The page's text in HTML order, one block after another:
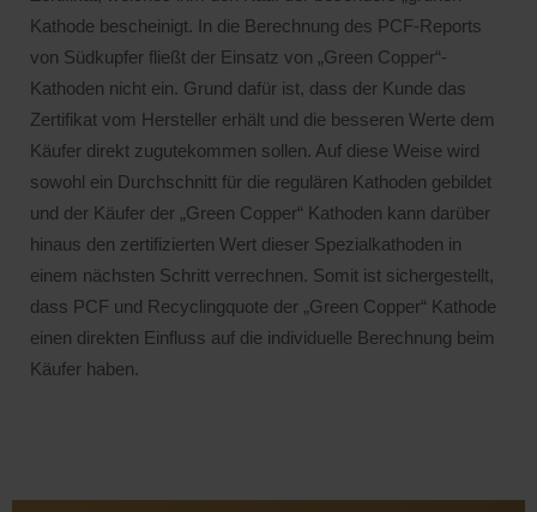
Kathode bescheinigt. In die Berechnung des PCF-Reports
von Südkupfer fließt der Einsatz von „Green Copper“-
Kathoden nicht ein. Grund dafür ist, dass der Kunde das
Zertifikat vom Hersteller erhält und die besseren Werte dem
Käufer direkt zugutekommen sollen. Auf diese Weise wird
sowohl ein Durchschnitt für die regulären Kathoden gebildet
und der Käufer der „Green Copper“ Kathoden kann darüber
hinaus den zertifizierten Wert dieser Spezialkathoden in
einem nächsten Schritt verrechnen. Somit ist sichergestellt,
dass PCF und Recyclingquote der „Green Copper“ Kathode
einen direkten Einfluss auf die individuelle Berechnung beim
Käufer haben.